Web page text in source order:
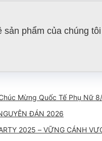
phẩm của chúng
Mừng Quốc Tế Phụ Nữ
ĐÁN 2026
2025 – VỮNG CÁNH